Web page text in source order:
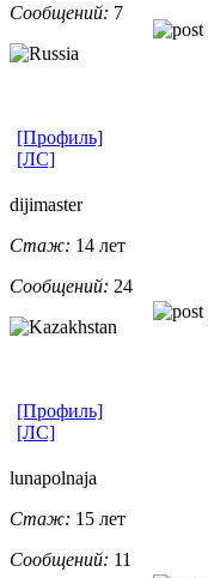
Сообщений: 7
[Профиль]
[ЛС]
dijimaster
Стаж: 14 лет
Сообщений: 24
[Профиль]
[ЛС]
lunapolnaja
Стаж: 15 лет
Сообщений: 11